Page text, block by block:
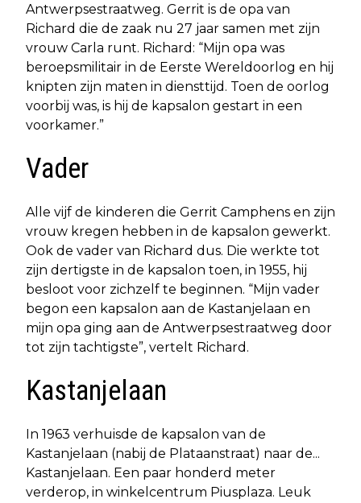
Antwerpsestraatweg. Gerrit is de opa van
Richard die de zaak nu 27 jaar samen met zijn
vrouw Carla runt. Richard: “Mijn opa was
beroepsmilitair in de Eerste Wereldoorlog en hij
knipten zijn maten in diensttijd. Toen de oorlog
voorbij was, is hij de kapsalon gestart in een
voorkamer.”
Vader
Alle vijf de kinderen die Gerrit Camphens en zijn
vrouw kregen hebben in de kapsalon gewerkt.
Ook de vader van Richard dus. Die werkte tot
zijn dertigste in de kapsalon toen, in 1955, hij
besloot voor zichzelf te beginnen. “Mijn vader
begon een kapsalon aan de Kastanjelaan en
mijn opa ging aan de Antwerpsestraatweg door
tot zijn tachtigste”, vertelt Richard.
Kastanjelaan
In 1963 verhuisde de kapsalon van de
Kastanjelaan (nabij de Plataanstraat) naar de...
Kastanjelaan. Een paar honderd meter
verderop, in winkelcentrum Piusplaza. Leuk